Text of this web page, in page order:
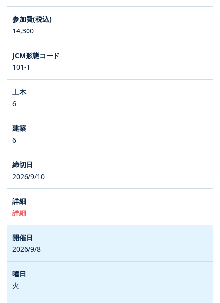
14,300
101-1
6
6
2026/9/10
詳細
2026/9/8
火